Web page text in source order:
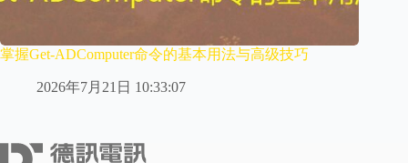
掌握Get-ADComputer命令的基本用法与高级技巧
2026年7月21日 10:33:07